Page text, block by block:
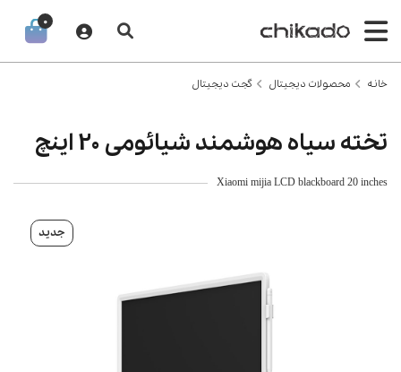
0
خانه محصولات دیجیتال گجت دیجیتال
تخته سیاه هوشمند شیائومی 20 اینچ
Xiaomi mijia LCD blackboard 20 inches
جدید